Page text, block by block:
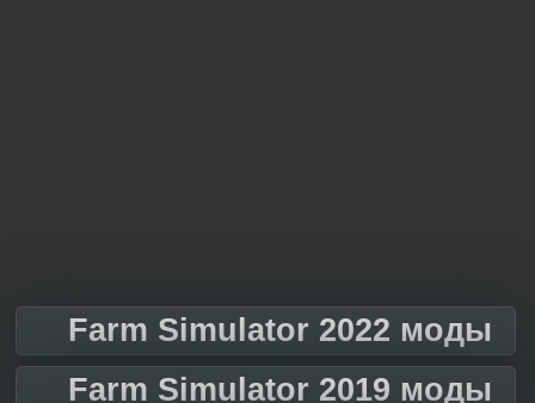
Farm Simulator 2022 моды
Farm Simulator 2019 моды